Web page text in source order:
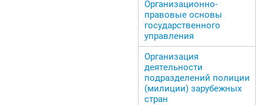
Организационно-
правовые основы
государственного
управления
Организация
деятельности
подразделений полиции
(милиции) зарубежных
стран